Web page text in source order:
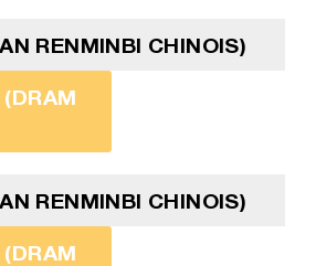
RENMINBI CHINOIS)
RENMINBI CHINOIS)